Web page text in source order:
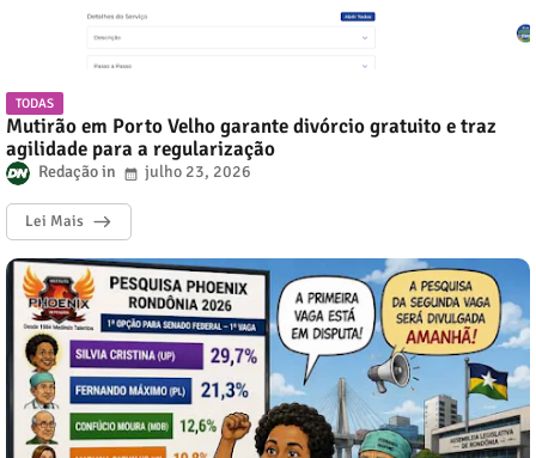
TODAS
Mutirão em Porto Velho garante divórcio gratuito e traz
agilidade para a regularização
Redação julho 23, 2026
Lei Mais